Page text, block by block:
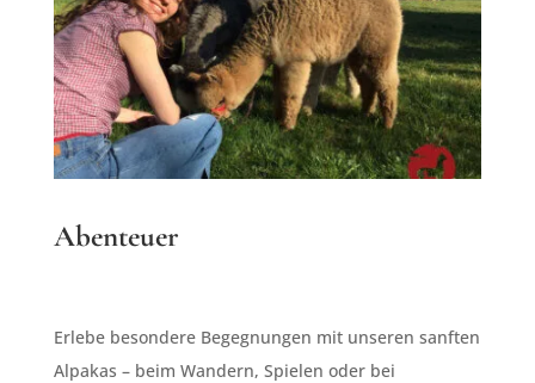
Abenteuer
Erlebe besondere Begegnungen mit unseren sanften
Alpakas – beim Wandern, Spielen oder bei